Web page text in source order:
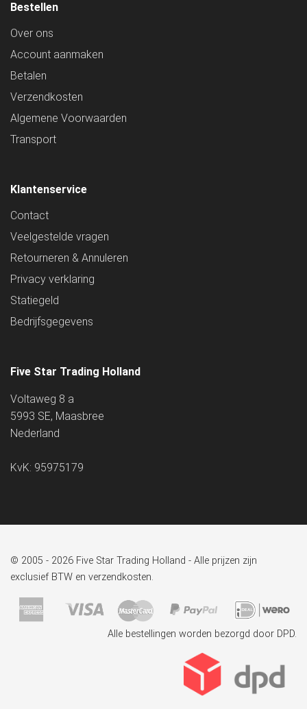
Bestellen
Over ons
Account aanmaken
Betalen
Verzendkosten
Algemene Voorwaarden
Transport
Klantenservice
Contact
Veelgestelde vragen
Retourneren & Annuleren
Privacy verklaring
Statiegeld
Bedrijfsgegevens
Five Star Trading Holland
Voltaweg 8 a
5993 SE, Maasbree
Nederland
KvK: 95975179
© 2005 - 2026 Five Star Trading Holland - Alle prijzen zijn
exclusief BTW en verzendkosten.
Alle bestellingen worden bezorgd door DPD.